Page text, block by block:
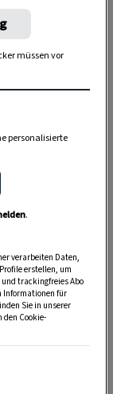
müssen vor
personalisierte
.
verarbeiten Daten,
erstellen, um
trackingfreies Abo
Informationen für
Sie in unserer
Cookie-